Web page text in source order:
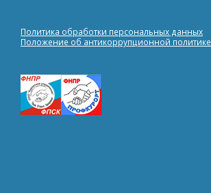
Политика обработки персональных данных
Положение об антикоррупционной политике